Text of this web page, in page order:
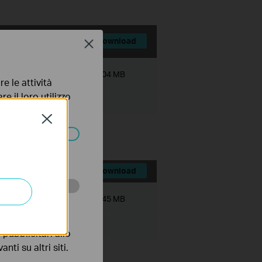
Download
72.04 MB
Download
72.45 MB
Close
le attività
il loro utilizzo
essere
di
pubblicitari allo
su altri siti.
Close